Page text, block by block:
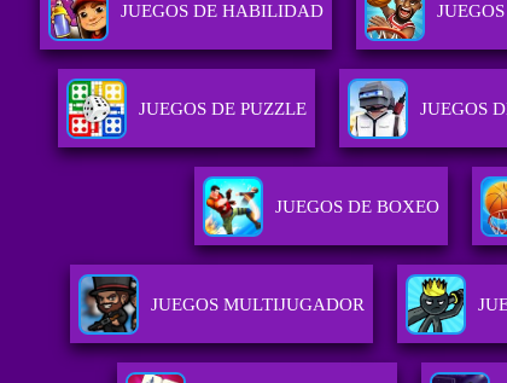
JUEGOS DE HABILIDAD
JUEGOS DE PUZZLE JUEGOS
JUEGOS DE BOXEO
JUEGOS MULTIJUGADOR